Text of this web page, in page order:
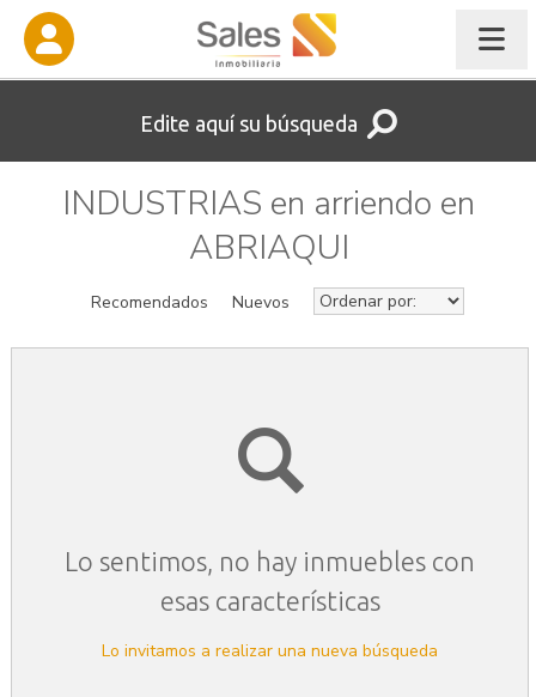
Edite aquí su búsqueda
INDUSTRIAS en arriendo en
ABRIAQUI
Recomendados Nuevos
Lo sentimos, no hay inmuebles con
esas características
Lo invitamos a realizar una nueva búsqueda